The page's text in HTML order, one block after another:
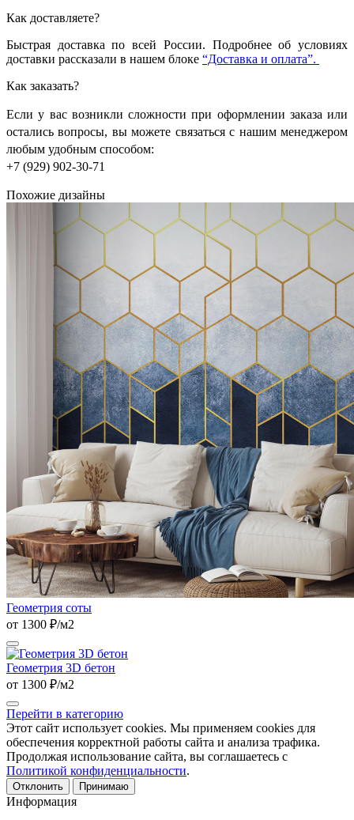
Как доставляете?
Быстрая доставка по всей России. Подробнее об условиях
доставки рассказали в нашем блоке “Доставка и оплата”.
Как заказать?
Если у вас возникли сложности при оформлении заказа или
остались вопросы, вы можете связаться с нашим менеджером
любым удобным способом:
+7 (929) 902-30-71
Похожие дизайны
Геометрия соты
от 1300 ₽/м2
Геометрия 3D бетон
от 1300 ₽/м2
Перейти в категорию
Этот сайт использует cookies. Мы применяем cookies для
обеспечения корректной работы сайта и анализа трафика.
Продолжая использование сайта, вы соглашаетесь с
Политикой конфиденциальности.
Отклонить Принимаю
Информация